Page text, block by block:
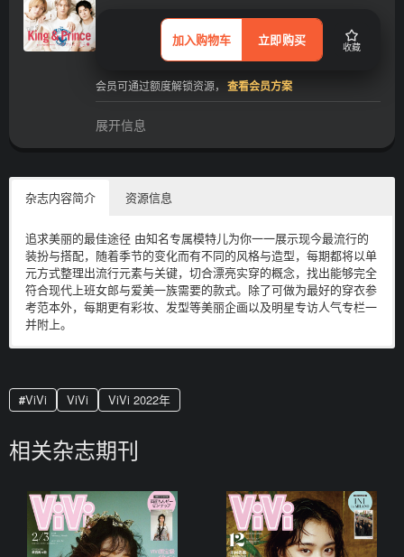
加入购物车 立即购买 收藏
会员可通过额度解锁资源， 查看会员方案
展开信息
杂志内容简介 资源信息
追求美丽的最佳途径 由知名专属模特儿为你一一展示现今最流行的
装扮与搭配，随着季节的变化而有不同的风格与造型，每期都将以单
元方式整理出流行元素与关键，切合漂亮实穿的概念，找出能够完全
符合现代上班女郎与爱美一族需要的款式。除了可做为最好的穿衣参
考范本外，每期更有彩妆、发型等美丽企画以及明星专访人气专栏一
并附上。
电子版日本杂志，PDF 格式，通过百度网盘下载。
ViVi ViVi ViVi 2022年
相关杂志期刊